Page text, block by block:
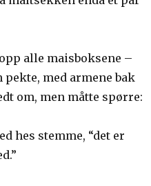
alle maisboksene –
med armene bak
om, men måtte spørre:
hes stemme, “det er